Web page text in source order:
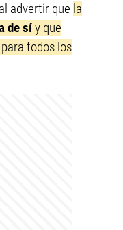
al advertir que la
de síy que
todos los